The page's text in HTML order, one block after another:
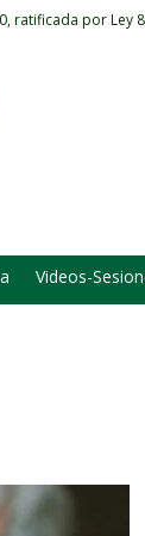
ratificada por Ley
Videos-